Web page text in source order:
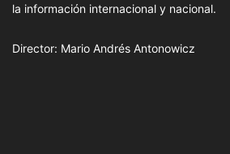
la información internacional y nacional.
Director: Mario Andrés Antonowicz